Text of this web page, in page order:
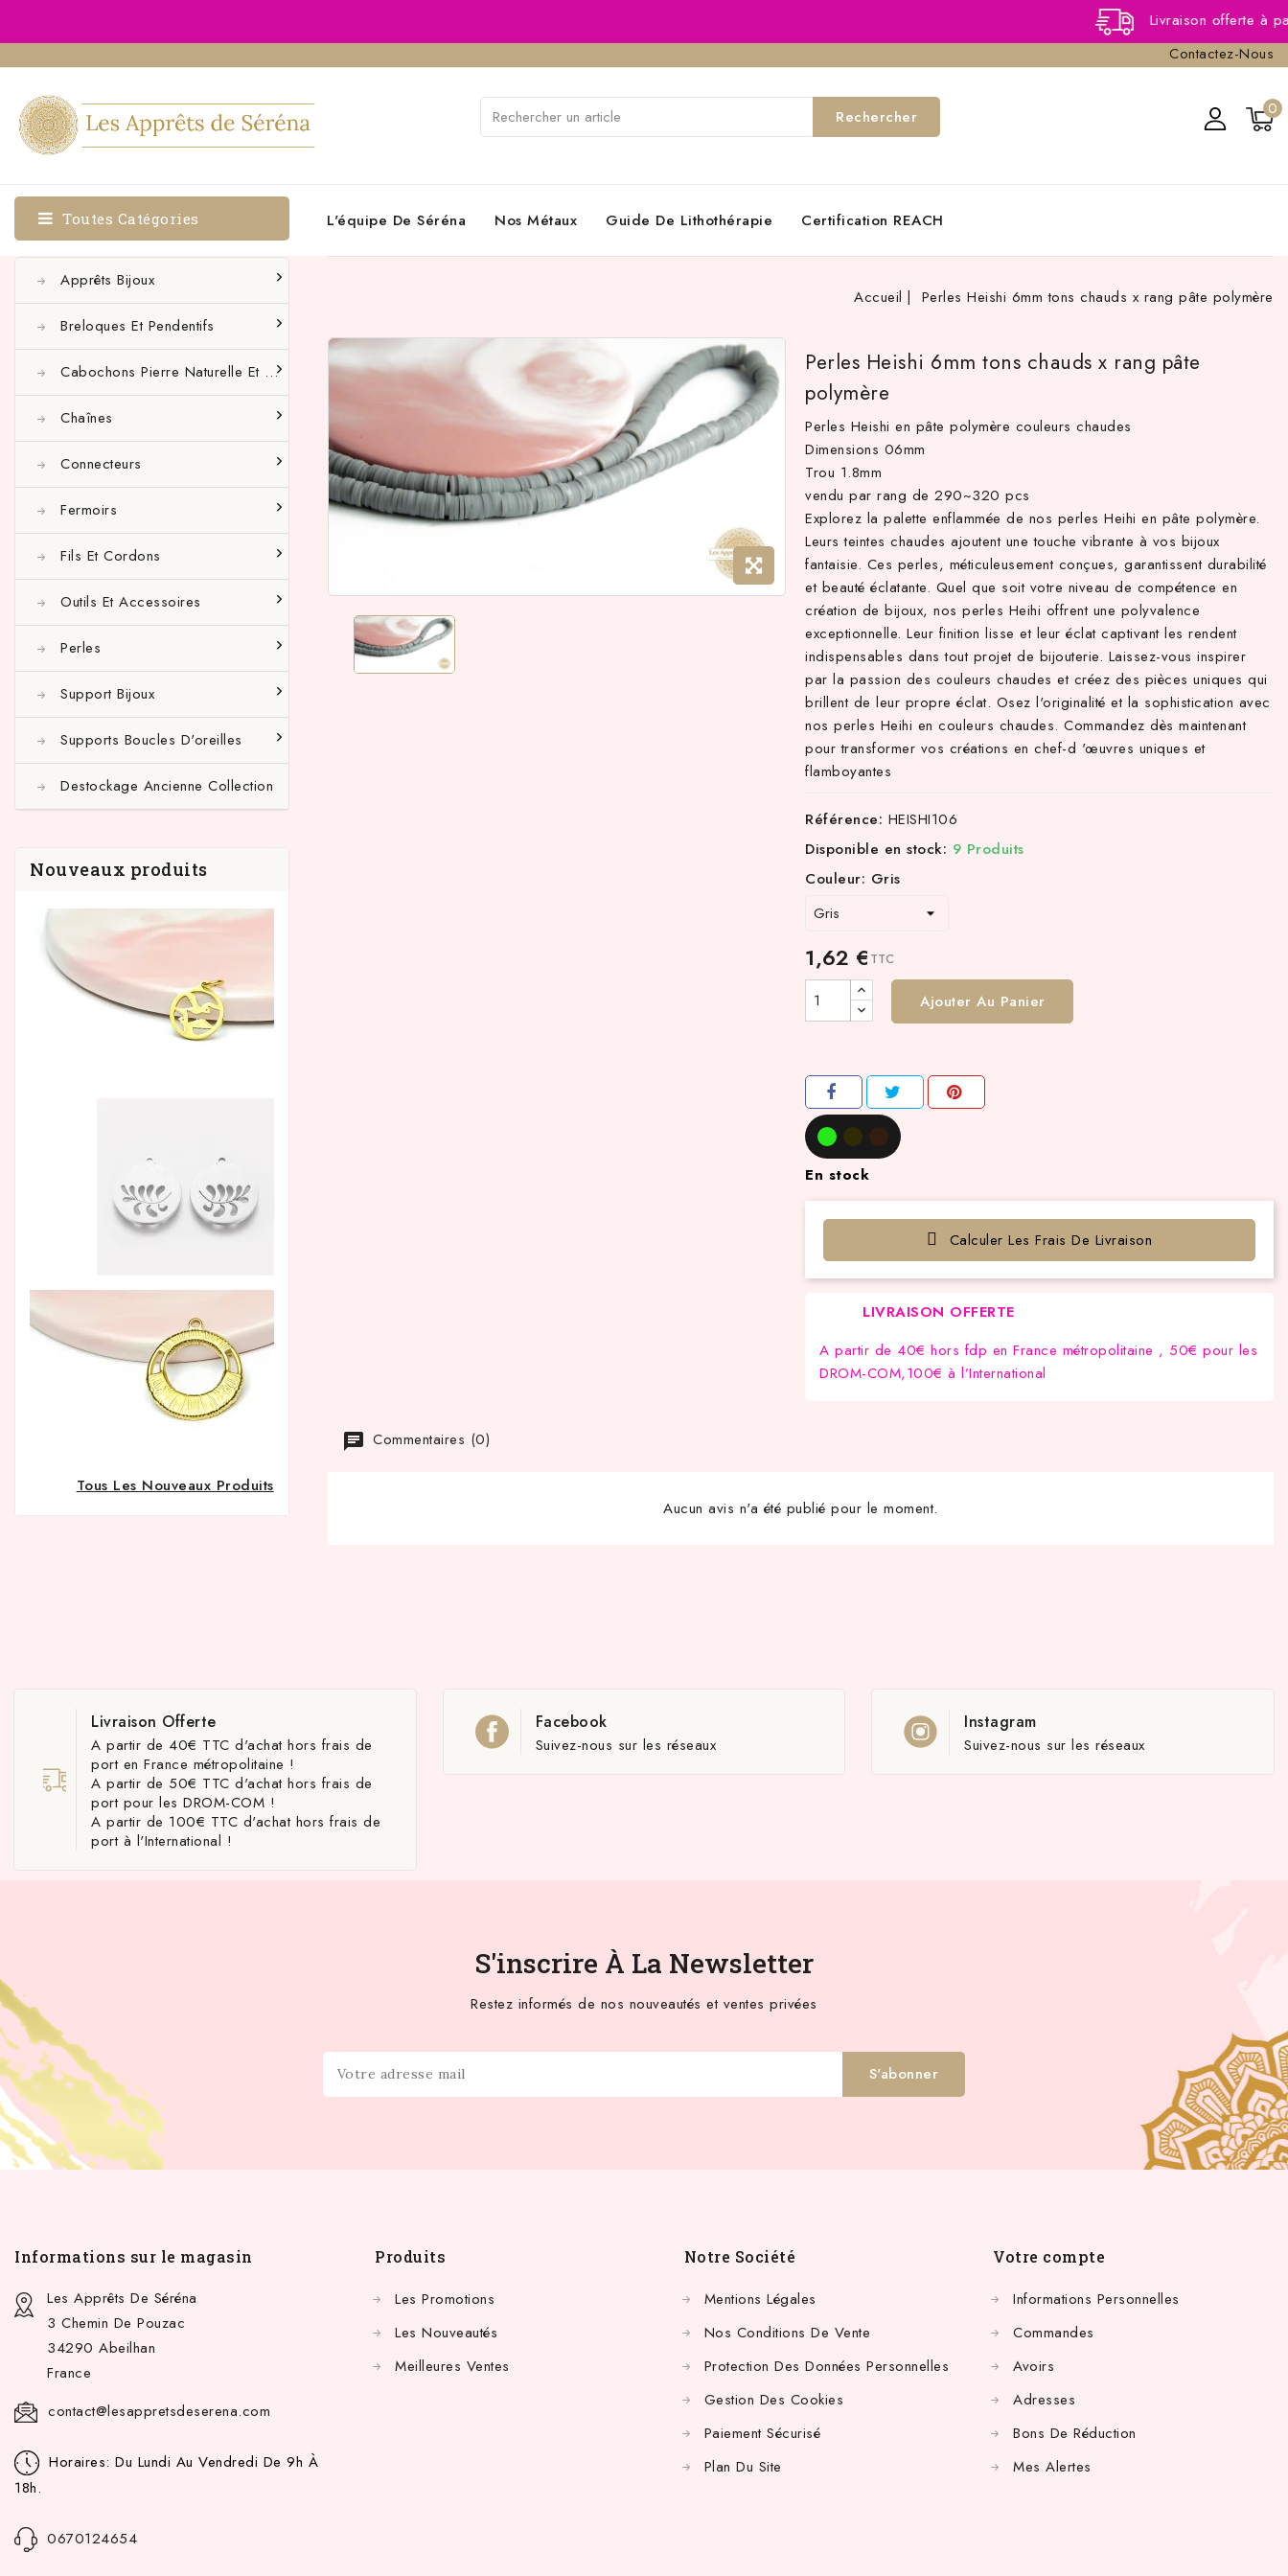
Livraison offerte à partir de
Contactez-Nous
0
Rechercher
L'équipe De Séréna Nos Métaux Guide De Lithothérapie Certification REACH
Toutes Catégories
Apprêts Bijoux
Perles À Écraser Et
Terminaisons De
Rallonge
Breloques Et Pendentifs
Cabochons Pierre Naturelle Et Autres
Chaînes
Connecteurs
Connecteurs Bases
Fermoirs
Fils Et Cordons
Outils Et Accessoires
Perles
Argent
Support Bijoux
Supports Boucles D'oreilles
Destockage Ancienne Collection
Nouveaux produits
Tous Les Nouveaux Produits
Accueil Perles Heishi 6mm tons chauds x rang pâte polymère
Perles Heishi 6mm tons chauds x rang pâte
polymère
Perles Heishi en pâte polymère couleurs chaudes
Dimensions 06mm
Trou 1.8mm
vendu par rang de 290~320 pcs
Explorez la palette enflammée de nos perles Heihi en pâte polymère.
Leurs teintes chaudes ajoutent une touche vibrante à vos bijoux
fantaisie. Ces perles, méticuleusement conçues, garantissent durabilité
et beauté éclatante. Quel que soit votre niveau de compétence en
création de bijoux, nos perles Heihi offrent une polyvalence
exceptionnelle. Leur finition lisse et leur éclat captivant les rendent
indispensables dans tout projet de bijouterie. Laissez-vous inspirer
par la passion des couleurs chaudes et créez des pièces uniques qui
brillent de leur propre éclat. Osez l'originalité et la sophistication avec
nos perles Heihi en couleurs chaudes. Commandez dès maintenant
pour transformer vos créations en chef-d 'œuvres uniques et
flamboyantes
Référence: HEISHI106
Disponible en stock: 9 Produits
Couleur: Gris
1,62 € TTC
Ajouter Au Panier
En stock
Calculer Les Frais De Livraison
LIVRAISON OFFERTE
A partir de 40€ hors fdp en France métropolitaine , 50€ pour les
DROM-COM,100€ à l’International
Commentaires (0)
Aucun avis n'a été publié pour le moment.
Livraison Offerte
A partir de 40€ TTC d'achat hors frais de
port en France métropolitaine !
A partir de 50€ TTC d'achat hors frais de
port pour les DROM-COM !
A partir de 100€ TTC d'achat hors frais de
port à l'International !
Facebook
Suivez-nous sur les réseaux
Instagram
Suivez-nous sur les réseaux
S'inscrire À La Newsletter
Restez informés de nos nouveautés et ventes privées
Informations sur le magasin
Les Apprêts De Séréna
3 Chemin De Pouzac
34290 Abeilhan
France
contact@lesappretsdeserena.com
Horaires: Du Lundi Au Vendredi De 9h À
18h.
0670124654
Produits
Les Promotions
Les Nouveautés
Meilleures Ventes
Notre Société
Mentions Légales
Nos Conditions De Vente
Protection Des Données Personnelles
Gestion Des Cookies
Paiement Sécurisé
Plan Du Site
Votre compte
Informations Personnelles
Commandes
Avoirs
Adresses
Bons De Réduction
Mes Alertes